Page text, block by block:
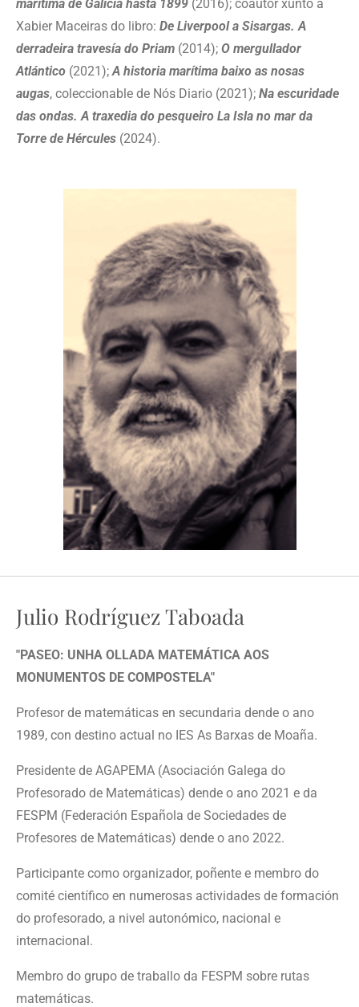
marítima de Galicia hasta 1899 (2016); coautor xunto a
Xabier Maceiras do libro: De Liverpool a Sisargas. A
derradeira travesía do Priam (2014); O mergullador
Atlántico (2021);A historia marítima baixo as nosas
augas, coleccionable de Nós Diario (2021); Na escuridade
das ondas. A traxedia do pesqueiro La Isla no mar da
Torre de Hércules (2024).
Julio Rodríguez Taboada
"PASEO: UNHA OLLADA MATEMÁTICA AOS
MONUMENTOS DE COMPOSTELA"
Profesor de matemáticas en secundaria dende o ano
1989, con destino actual no IES As Barxas de Moaña.
Presidente de AGAPEMA (Asociación Galega do
Profesorado de Matemáticas) dende o ano 2021 e da
FESPM (Federación Española de Sociedades de
Profesores de Matemáticas) dende o ano 2022.
Participante como organizador, poñente e membro do
comité científico en numerosas actividades de formación
do profesorado, a nivel autonómico, nacional e
internacional.
Membro do grupo de traballo da FESPM sobre rutas
matemáticas.